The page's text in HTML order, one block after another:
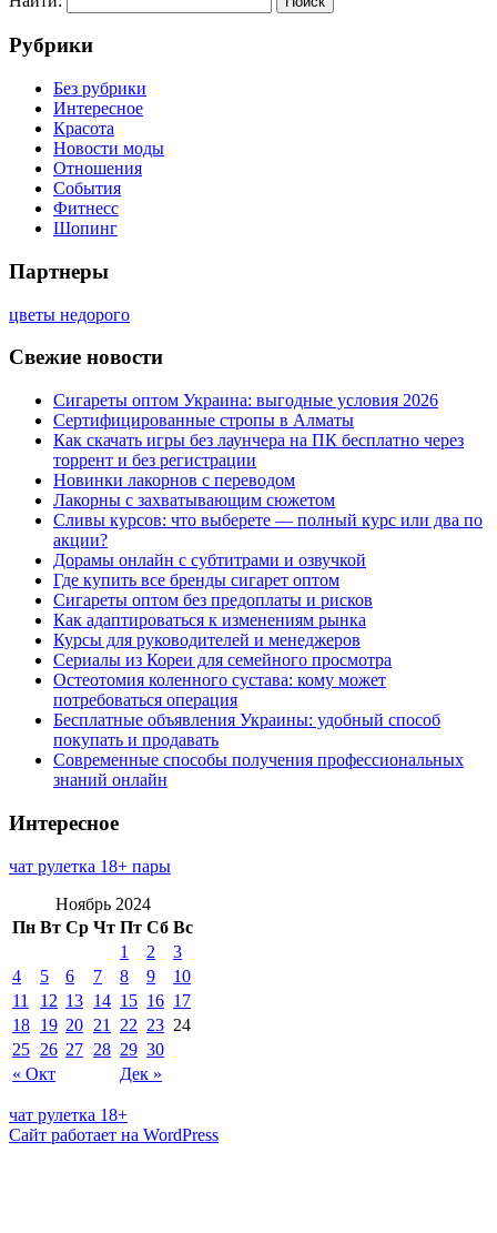
Рубрики
Без рубрики
Интересное
Красота
Новости моды
Отношения
События
Фитнесс
Шопинг
Партнеры
цветы недорого
Свежие новости
Сигареты оптом Украина: выгодные условия 2026
Сертифицированные стропы в Алматы
Как скачать игры без лаунчера на ПК бесплатно через
торрент и без регистрации
Новинки лакорнов с переводом
Лакорны с захватывающим сюжетом
Сливы курсов: что выберете — полный курс или два по
акции?
Дорамы онлайн с субтитрами и озвучкой
Где купить все бренды сигарет оптом
Сигареты оптом без предоплаты и рисков
Как адаптироваться к изменениям рынка
Курсы для руководителей и менеджеров
Сериалы из Кореи для семейного просмотра
Остеотомия коленного сустава: кому может
потребоваться операция
Бесплатные объявления Украины: удобный способ
покупать и продавать
Современные способы получения профессиональных
знаний онлайн
Интересное
чат рулетка 18+ пары
Ноябрь 2024
Пн Вт Ср Чт Пт Сб Вс
« Окт Дек »
1 2
3
4
5 6 7 8 9
10
11
12 13 14 15 16 17
18 19 20 21 22 23 24
25 26 27 28 29 30
чат рулетка 18+
Сайт работает на WordPress